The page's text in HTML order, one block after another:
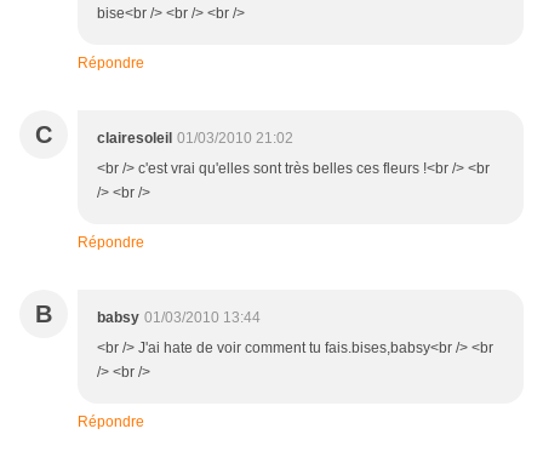
bise<br /> <br /> <br />
Répondre
C clairesoleil 01/03/2010 21:02
<br /> c'est vrai qu'elles sont très belles ces fleurs !<br /> <br
/> <br />
Répondre
B babsy 01/03/2010 13:44
<br /> J'ai hate de voir comment tu fais.bises,babsy<br /> <br
/> <br />
Répondre